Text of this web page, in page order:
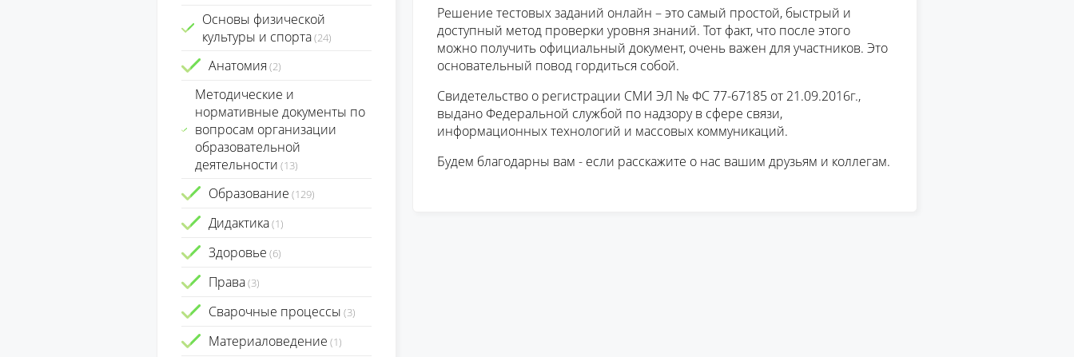
Основы физической
культуры и спорта(24)
Анатомия (2)
Методические и
нормативные документы по
вопросам организации
образовательной
деятельности (13)
Образование (129)
Дидактика(1)
Здоровье (6)
Права(3)
Сварочные процессы (3)
Материаловедение (1)
Решение тестовых заданий онлайн – это самый простой, быстрый и
доступный метод проверки уровня знаний. Тот факт, что после этого
можно получить официальный документ, очень важен для участников. Это
основательный повод гордиться собой.
Свидетельство о регистрации СМИ ЭЛ № ФС 77-67185 от 21.09.2016г.,
выдано Федеральной службой по надзору в сфере связи,
информационных технологий и массовых коммуникаций.
Будем благодарны вам - если расскажите о нас вашим друзьям и коллегам.